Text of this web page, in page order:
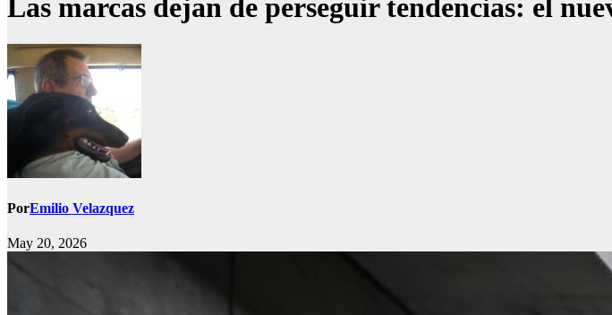
Las marcas dejan de perseguir tendencias: el
PorEmilio Velazquez
May 20, 2026